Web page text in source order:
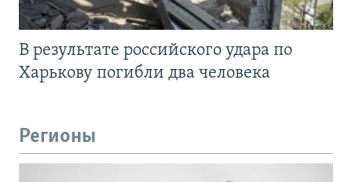
В результате российского удара по
Харькову погибли два человека
Регионы